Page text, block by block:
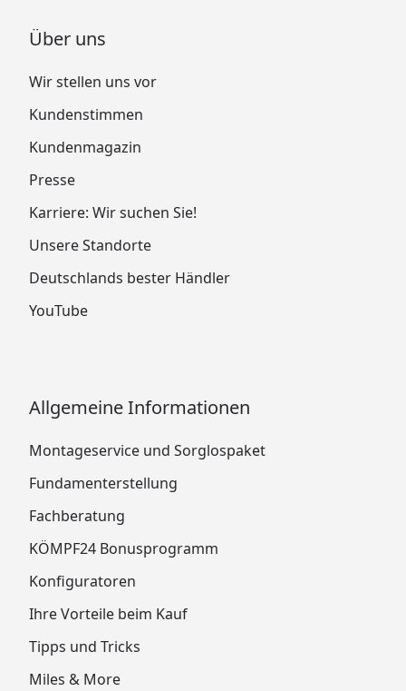
Über uns
Wir stellen uns vor
Kundenstimmen
Kundenmagazin
Presse
Karriere: Wir suchen Sie!
Unsere Standorte
Deutschlands bester Händler
YouTube
Allgemeine Informationen
Montageservice und Sorglospaket
Fundamenterstellung
Fachberatung
KÖMPF24 Bonusprogramm
Konfiguratoren
Ihre Vorteile beim Kauf
Tipps und Tricks
Miles & More